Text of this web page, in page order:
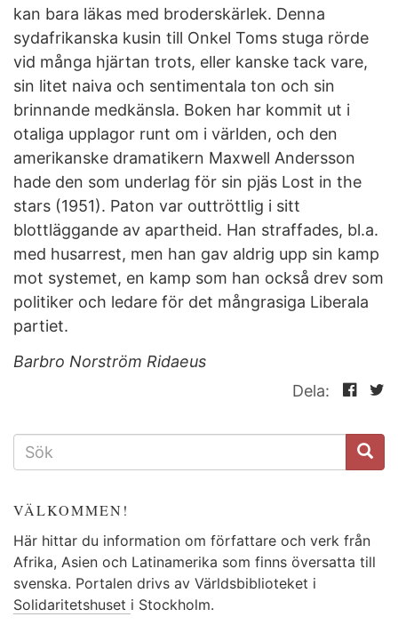
kan bara läkas med broderskärlek. Denna
sydafrikanska kusin till Onkel Toms stuga rörde
vid många hjärtan trots, eller kanske tack vare,
sin litet naiva och sentimentala ton och sin
brinnande medkänsla. Boken har kommit ut i
otaliga upplagor runt om i världen, och den
amerikanske dramatikern Maxwell Andersson
hade den som underlag för sin pjäs Lost in the
stars (1951). Paton var outtröttlig i sitt
blottläggande av apartheid. Han straffades, bl.a.
med husarrest, men han gav aldrig upp sin kamp
mot systemet, en kamp som han också drev som
politiker och ledare för det mångrasiga Liberala
partiet.
Barbro Norström Ridaeus
Dela:
SÖKFORMULÄR
VÄLKOMMEN!
Här hittar du information om författare och verk från
Afrika, Asien och Latinamerika som finns översatta till
svenska. Portalen drivs av Världsbiblioteket i
Solidaritetshuset i Stockholm.